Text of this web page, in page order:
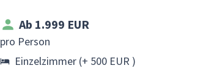
Ab 1.999 EUR
pro Person
Einzelzimmer (+ 500 EUR )